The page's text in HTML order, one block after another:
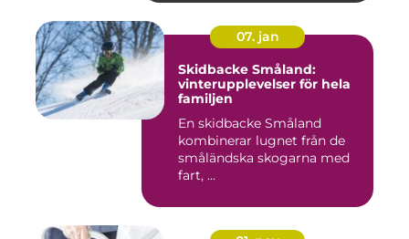
07. jan
Skidbacke Småland:
vinterupplevelser för hela
familjen
En skidbacke Småland
kombinerar lugnet från de
småländska skogarna med
fart, ...